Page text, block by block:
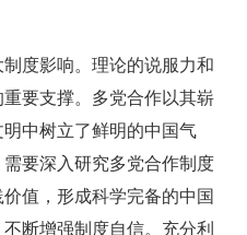
度影响。理论的说服力和
要支撑。多党合作以其崭
中树立了鲜明的中国气
要深入研究多党合作制度
值，形成科学完备的中国
断增强制度自信。充分利